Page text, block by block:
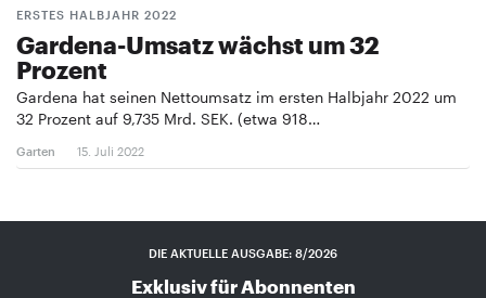
ERSTES HALBJAHR 2022
Gardena-Umsatz wächst um 32
Prozent
Gardena hat seinen Nettoumsatz im ersten Halbjahr 2022 um
32 Prozent auf 9,735 Mrd. SEK. (etwa 918…
Garten 15. Juli 2022
DIE AKTUELLE AUSGABE: 8/2026
Exklusiv für Abonnenten